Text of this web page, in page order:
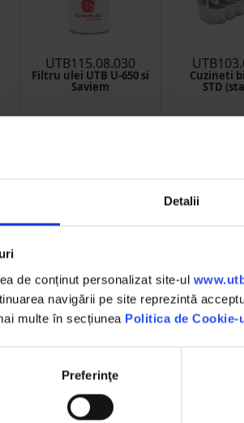
Detalii
de conținut personalizat site-ul
navigării pe site reprezintă
multe în secțiunea Politica de Cookie-
Preferinţe
UTB115.08.030
Filtru ulei UTB U-650 si
Saviem
Cuzineti
STD
DESCHIDERE
împreună cu șoferul